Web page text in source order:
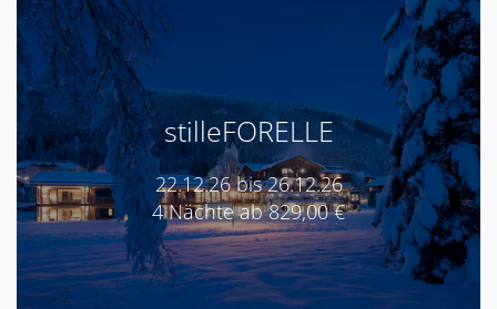
stilleFORELLE
22.12.26 bis 26.12.26
4 Nächte ab 829,00 €